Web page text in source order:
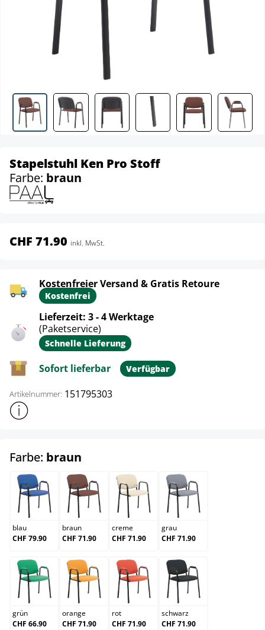
Stapelstuhl Ken Pro Stoff
Farbe: braun
CHF 71.90 inkl. MwSt.
Kostenfreier Versand & Gratis Retoure
Kostenfrei
Lieferzeit: 3 - 4 Werktage
(Paketservice)
Schnelle Lieferung
Sofort lieferbar Verfügbar
Artikelnummer: 151795303
Weitere Produktinformationen anzeigen
Farbe: braun
blau
blau
CHF 79.90
braun
braun
CHF 71.90
creme
creme
CHF 71.90
grau
grau
CHF 71.90
grün
grün
CHF 66.90
orange
orange
CHF 71.90
rot
rot
CHF 71.90
schwarz
schwarz
CHF 71.90